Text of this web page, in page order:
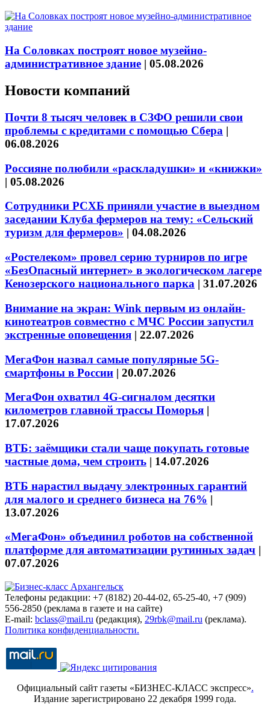
На Соловках построят новое музейно-
административное здание | 05.08.2026
Новости компаний
Почти 8 тысяч человек в СЗФО решили свои
проблемы с кредитами с помощью Сбера |
06.08.2026
Россияне полюбили «раскладушки» и «книжки»
| 05.08.2026
Сотрудники РСХБ приняли участие в выездном
заседании Клуба фермеров на тему: «Сельский
туризм для фермеров» | 04.08.2026
«Ростелеком» провел серию турниров по игре
«БезОпасный интернет» в экологическом лагере
Кенозерского национального парка | 31.07.2026
Внимание на экран: Wink первым из онлайн-
кинотеатров совместно с МЧС России запустил
экстренные оповещения | 22.07.2026
МегаФон назвал самые популярные 5G-
смартфоны в России | 20.07.2026
МегаФон охватил 4G-сигналом десятки
километров главной трассы Поморья |
17.07.2026
ВТБ: заёмщики стали чаще покупать готовые
частные дома, чем строить | 14.07.2026
ВТБ нарастил выдачу электронных гарантий
для малого и среднего бизнеса на 76% |
13.07.2026
«МегаФон» объединил роботов на собственной
платформе для автоматизации рутинных задач |
07.07.2026
Телефоны редакции: +7 (8182) 20-44-02, 65-25-40, +7 (909)
556-2850 (реклама в газете и на сайте)
E-mail: bclass@mail.ru (редакция), 29rbk@mail.ru (реклама).
Политика конфиденциальности.
Официальный сайт газеты «БИЗНЕС-КЛАСС экспресс».
Издание зарегистрировано 22 декабря 1999 года.